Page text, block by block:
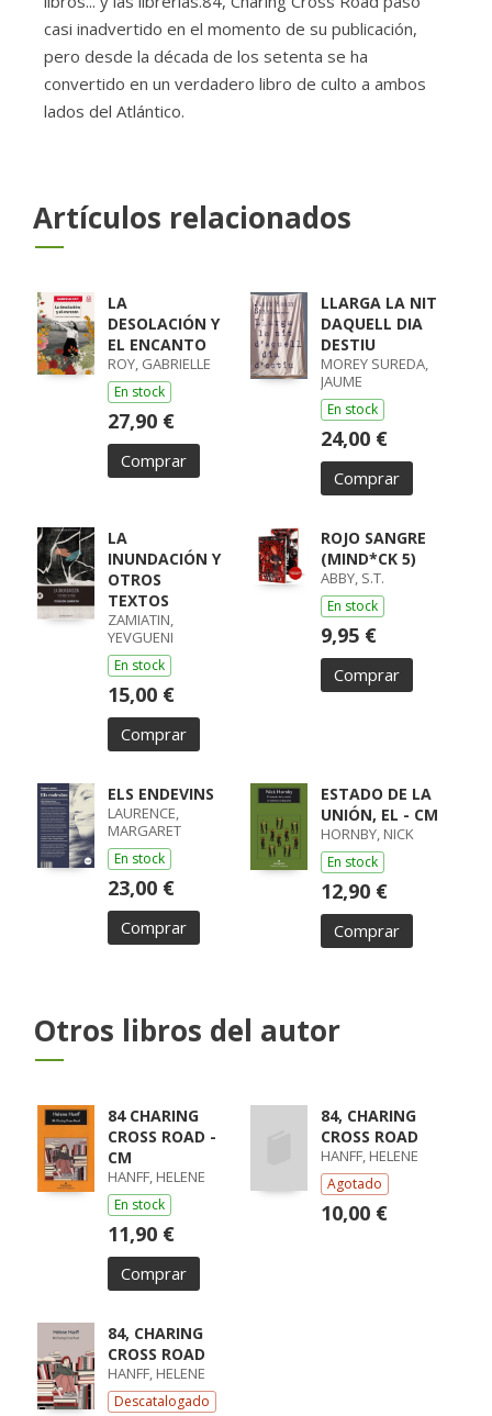
casi inadvertido en el momento de su publicación,
pero desde la década de los setenta se ha
convertido en un verdadero libro de culto a ambos
lados del Atlántico.
Artículos relacionados
LA
DESOLACIÓN Y
EL ENCANTO
ROY, GABRIELLE
En stock
27,90 €
Comprar
LLARGA LA NIT
DAQUELL DIA
DESTIU
MOREY SUREDA,
JAUME
En stock
24,00 €
Comprar
LA
INUNDACIÓN Y
OTROS
TEXTOS
ZAMIATIN,
YEVGUENI
En stock
15,00 €
Comprar
ROJO SANGRE
(MIND*CK 5)
ABBY, S.T.
En stock
9,95 €
Comprar
ELS ENDEVINS
LAURENCE,
MARGARET
En stock
23,00 €
Comprar
ESTADO DE LA
UNIÓN, EL - CM
HORNBY, NICK
En stock
12,90 €
Comprar
Otros libros del autor
84 CHARING
CROSS ROAD -
CM
HANFF, HELENE
En stock
11,90 €
Comprar
84, CHARING
CROSS ROAD
HANFF, HELENE
Agotado
10,00 €
84, CHARING
CROSS ROAD
HANFF, HELENE
Descatalogado